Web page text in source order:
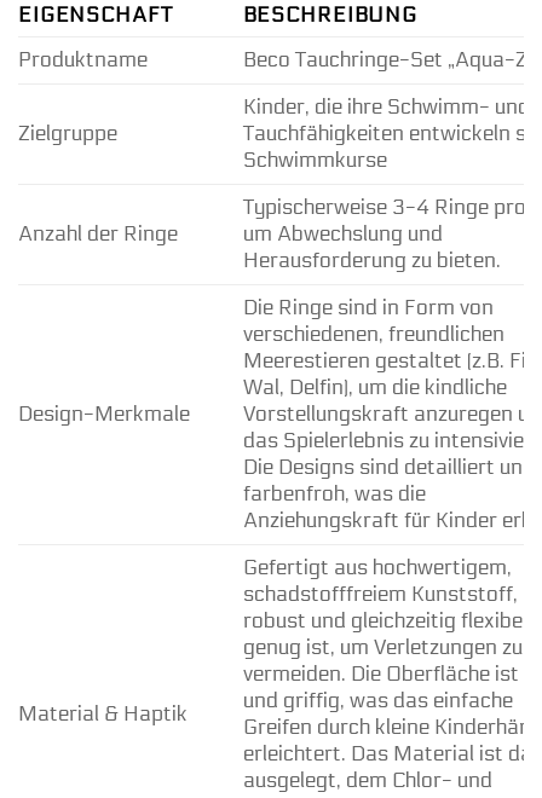
EIGENSCHAFT
BESCHREIBUNG
Produktname
Beco Tauchringe-Set „Aqua-
Zielgruppe
Kinder, die ihre Schwimm- und
Tauchfähigkeiten entwickeln
Schwimmkurse
Anzahl der Ringe
Typischerweise 3-4 Ringe pro
um Abwechslung und
Herausforderung zu bieten.
Design-Merkmale
Die Ringe sind in Form von
verschiedenen, freundlichen
Meerestieren gestaltet (z.B.
Wal, Delfin), um die kindliche
Vorstellungskraft anzuregen
das Spielerlebnis zu
Die Designs sind detailliert und
farbenfroh, was die
Anziehungskraft für Kinder
Material & Haptik
Gefertigt aus hochwertigem,
schadstofffreiem Kunststoff,
robust und gleichzeitig flexibel
genug ist, um Verletzungen zu
vermeiden. Die Oberfläche ist
und griffig, was das einfache
Greifen durch kleine
erleichtert. Das Material ist
ausgelegt, dem Chlor- und